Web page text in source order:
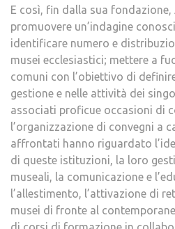
E così, fin dalla sua fondazione,
promuovere un’indagine
identificare numero e
musei ecclesiastici; mettere a
comuni con l’obiettivo di
gestione e nelle attività dei
associati proficue occasioni di
l’organizzazione di convegni a
affrontati hanno riguardato
di queste istituzioni, la loro
museali, la comunicazione e
l’allestimento, l’attivazione di
musei di fronte al